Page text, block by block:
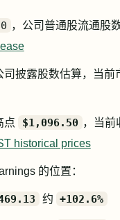
，公司普通股流通股
司披露股数估算，当前
点 $1,096.50 ，当前
historical prices
的位置：
约 +102.6%